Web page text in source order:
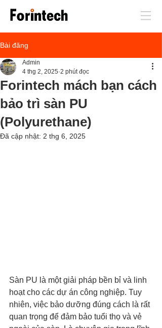
Bài đăng
Forintech mách bạn cách
bảo trì sàn PU
(Polyurethane)
Admin
4 thg 2, 2025 2 phút đọc
Đã cập nhật: 2 thg 6, 2025
Sàn PU là một giải pháp bền bỉ và linh
hoạt cho các dự án công nghiệp. Tuy
nhiên, việc bảo dưỡng đúng cách là rất
quan trọng để đảm bảo tuổi thọ và vẻ